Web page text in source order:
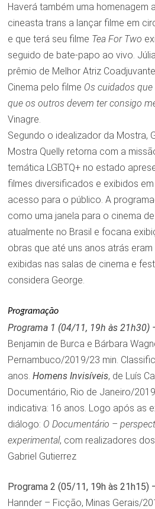
Haverá também uma homenagem
cineasta trans a lançar filme em
e que terá seu filme Tea For Two
seguido de bate-papo ao vivo.
prêmio de Melhor Atriz
Cinema pelo filme Os cuidados
que os outros devem ter consigo
Vinagre.
Segundo o idealizador da Mostra,
Mostra Quelly retorna com a
temática LGBTQ+ no estado
filmes diversificados e exibidos
acesso para o público. A
como uma janela para o cinema
atualmente no Brasil e focana
obras que até uns anos atrás
exibidas nas salas de cinema e
considera George.
Programação
Programa 1 (04/11, 19h às 21h30)
Benjamin de Burca e Bárbara
Pernambuco/2019/23 min.
anos. Homens Invisíveis, de Luís
Documentário, Rio de Janeiro/
indicativa: 16 anos. Logo após as
diálogo: O Documentário –
experimental, com realizadores
Gabriel Gutierrez
Programa 2 (05/11, 19h às 21h15)
Hannder – Ficção, Minas Gerais/